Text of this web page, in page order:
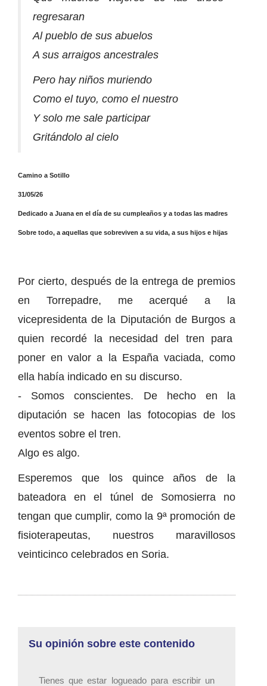
regresaran
Al pueblo de sus abuelos
A sus arraigos ancestrales
Pero hay niños muriendo
Como el tuyo, como el nuestro
Y solo me sale participar
Gritándolo al cielo
Camino a Sotillo
31/05/26
Dedicado a Juana en el día de su cumpleaños y a todas las madres
Sobre todo, a aquellas que sobreviven a su vida, a sus hijos e hijas
Por cierto, después de la entrega de premios
en Torrepadre, me acerqué a la
vicepresidenta de la Diputación de Burgos a
quien recordé la necesidad del tren para
poner en valor a la España vaciada, como
ella había indicado en su discurso.
- Somos conscientes. De hecho en la
diputación se hacen las fotocopias de los
eventos sobre el tren.
Algo es algo.
Esperemos que los quince años de la
bateadora en el túnel de Somosierra no
tengan que cumplir, como la 9ª promoción de
fisioterapeutas, nuestros maravillosos
veinticinco celebrados en Soria.
Su opinión sobre este contenido
Tienes que estar logueado para escribir un